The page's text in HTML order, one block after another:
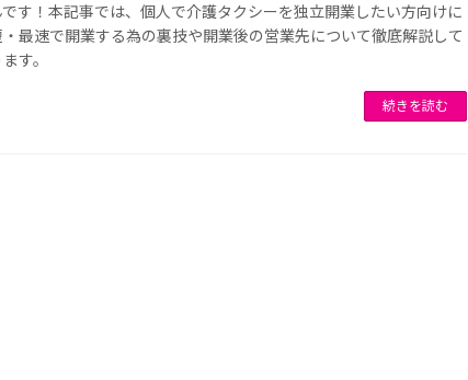
です！本記事では、個人で介護タクシーを独立開業したい方向けに
最速で開業する為の裏技や開業後の営業先について徹底解説して
す。
続きを読む